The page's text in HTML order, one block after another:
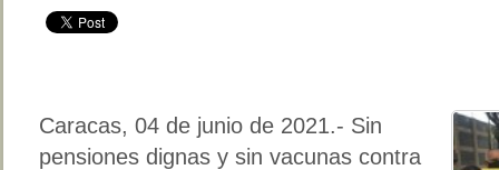
Caracas, 04 de junio de 2021.- Sin
pensiones dignas y sin vacunas contra